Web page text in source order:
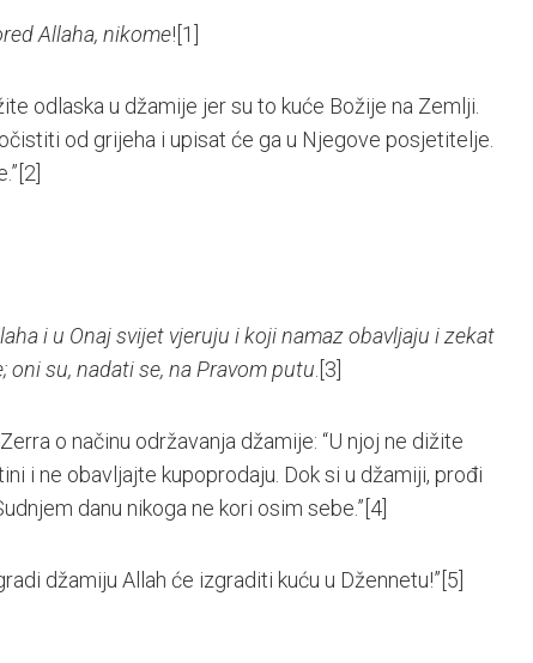
Allaha, nikome! [1]
odlaska u džamije jer su to kuće Božije na Zemlji.
od grijeha i upisat će ga u Njegove posjetitelje.
[2]
i u Onaj svijet vjeruju i koji namaz obavljaju i zekat
oni su, nadati se, na Pravom putu [3]
o načinu održavanja džamije: “U njoj ne dižite
i ne obavljajte kupoprodaju. Dok si u džamiji, prođi
danu nikoga ne kori osim sebe.” [4]
džamiju Allah će izgraditi kuću u Džennetu!” [5]